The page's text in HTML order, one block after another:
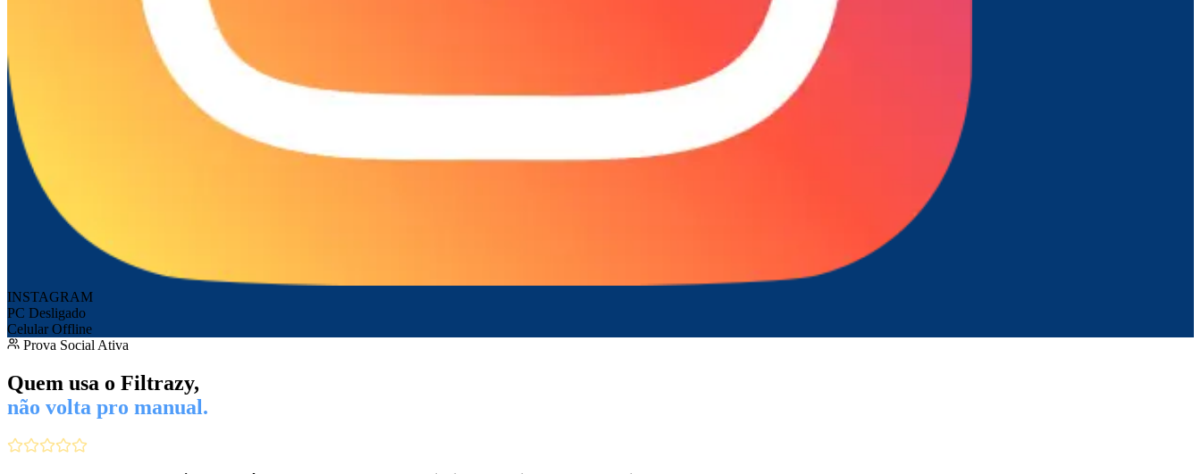
INSTAGRAM
PC Desligado
Celular Offline
Prova Social Ativa
Quem usa o Filtrazy,
não volta pro manual.